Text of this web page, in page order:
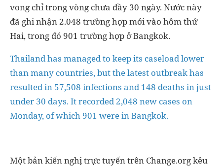
vong chỉ trong vòng chưa đầy 30 ngày. Nước này
đã ghi nhận 2.048 trường hợp mới vào hôm thứ
Hai, trong đó 901 trường hợp ở Bangkok.
Thailand has managed to keep its caseload lower
than many countries, but the latest outbreak has
resulted in 57,508 infections and 148 deaths in just
under 30 days. It recorded 2,048 new cases on
Monday, of which 901 were in Bangkok.
Một bản kiến ​​nghị trực tuyến trên Change.org kêu